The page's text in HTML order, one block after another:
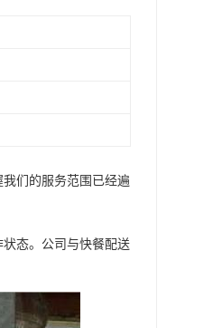
们的服务范围已经遍
态。公司与快餐配送